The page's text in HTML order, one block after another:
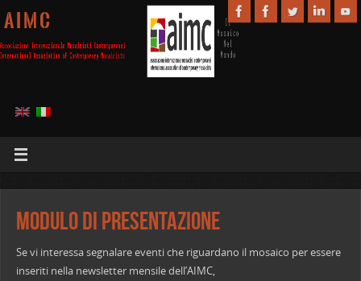
A I M C
Modulo di presentazione
Se vi interessa segnalare eventi che riguardano il mosaico per essere
inseriti nella newsletter mensile dell’AIMC,